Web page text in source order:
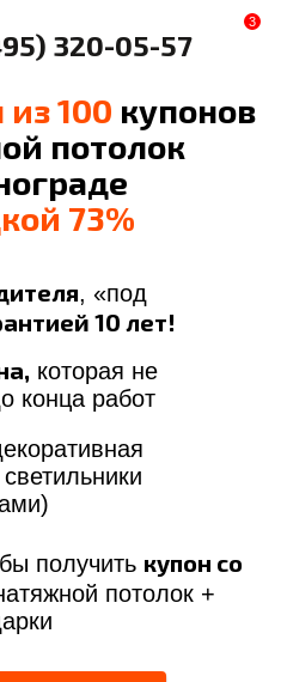
320-05-57
3
100 купонов
потолок
73%
, «под
10 лет!
которая не
конца работ
получить купон со
потолок +